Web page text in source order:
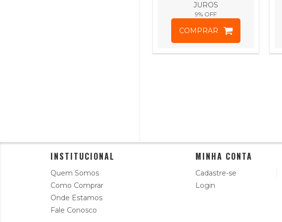
9% OFF
JUROS
COMPRAR
INSTITUCIONAL
Quem Somos
Como Comprar
Onde Estamos
Fale Conosco
MINHA CONTA
Cadastre-se
Login